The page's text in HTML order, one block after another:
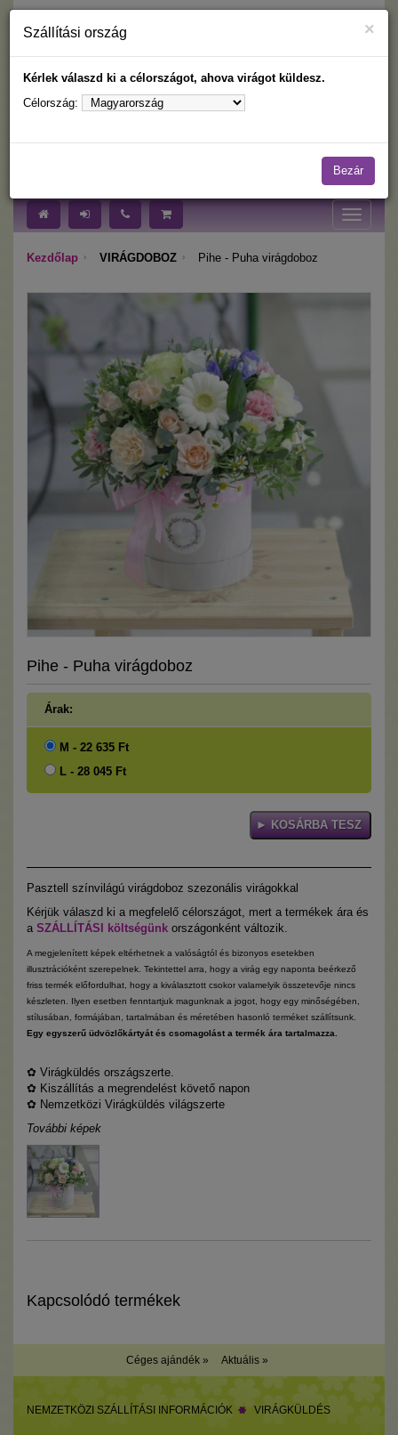
Nyelv:
Toggle
Kezdőlap
VIRÁGDOBOZ Pihe - Puha virágdoboz
Pihe - Puha virágdoboz
Árak:
M - 22 635 Ft
L - 28 045 Ft
Pasztell színvilágú virágdoboz szezonális virágokkal
Kérjük válaszd ki a megfelelő célországot, mert a termékek ára és
a SZÁLLÍTÁSI költségünk országonként változik.
A megjelenített képek eltérhetnek a valóságtól és bizonyos esetekben
illusztrációként szerepelnek. Tekintettel arra, hogy a virág egy naponta beérkező
friss termék előfordulhat, hogy a kiválasztott csokor valamelyik összetevője nincs
készleten. Ilyen esetben fenntartjuk magunknak a jogot, hogy egy minőségében,
stílusában, formájában, tartalmában és méretében hasonló terméket szállítsunk.
Egy egyszerű üdvözlőkártyát és csomagolást a termék ára tartalmazza.
✿ Virágküldés országszerte.
✿ Kiszállítás a megrendelést követő napon
✿ Nemzetközi Virágküldés világszerte
További képek
Kapcsolódó termékek
Céges ajándék » Aktuális »
NEMZETKÖZI SZÁLLÍTÁSI INFORMÁCIÓK VIRÁGKÜLDÉS
×
Szállítási ország
Kérlek válaszd ki a célországot, ahova virágot küldesz.
Célország:
Bezár